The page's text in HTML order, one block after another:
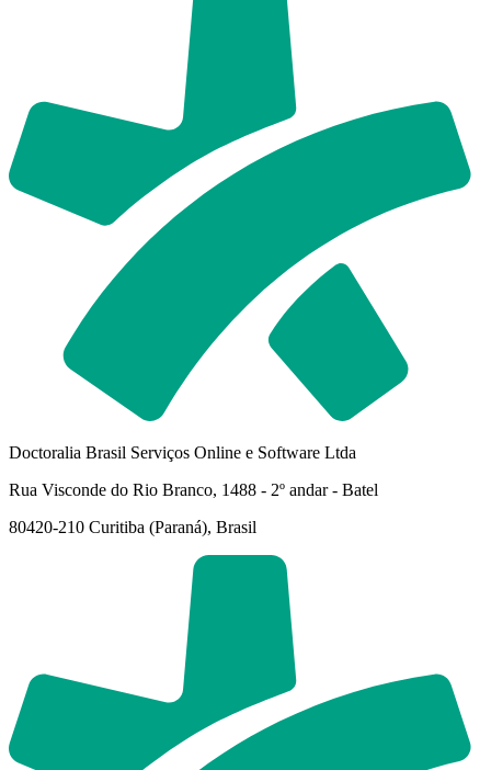
Doctoralia Brasil Serviços Online e Software Ltda
Rua Visconde do Rio Branco, 1488 - 2º andar - Batel
80420-210 Curitiba (Paraná), Brasil